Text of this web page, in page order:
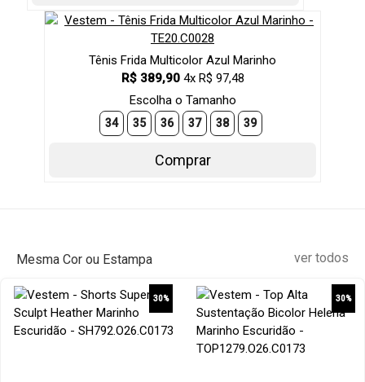
Tênis Frida Multicolor Azul Marinho
R$ 389,90 4x R$ 97,48
Escolha o Tamanho
34 35 36 37 38 39
Comprar
Mesma Cor ou Estampa ver todos
30% 30%